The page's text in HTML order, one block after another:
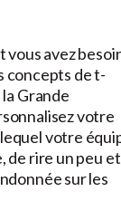
vous avez
concepts de t-
Grande
votre
votre
de rire un peu et
sur les